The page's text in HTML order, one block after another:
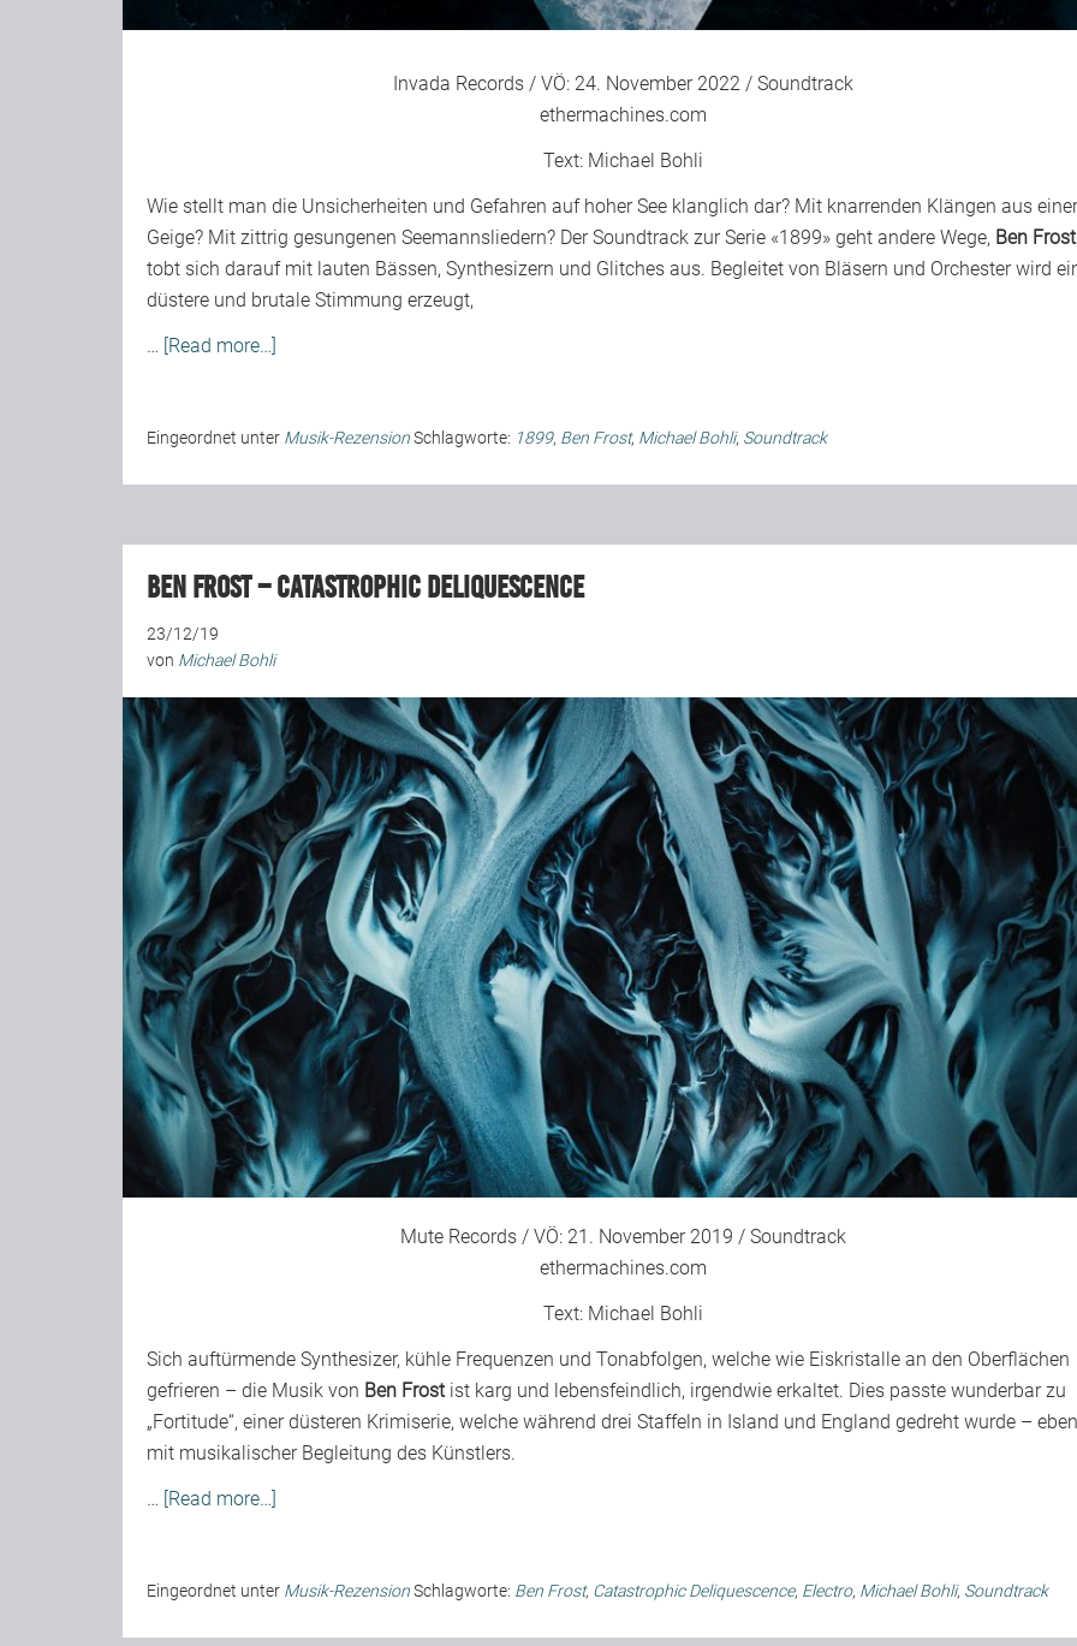
Invada Records / VÖ: 24. November 2022 / Soundtrack
ethermachines.com
Text: Michael Bohli
Wie stellt man die Unsicherheiten und Gefahren auf hoher See klanglich dar? Mit knarrenden Klängen aus einer
Geige? Mit zittrig gesungenen Seemannsliedern? Der Soundtrack zur Serie «1899» geht andere Wege, Ben Frost
tobt sich darauf mit lauten Bässen, Synthesizern und Glitches aus. Begleitet von Bläsern und Orchester wird
düstere und brutale Stimmung erzeugt,
… [Read more…]
Eingeordnet unter Musik-RezensionSchlagworte: 1899, Ben Frost, Michael Bohli, Soundtrack
Ben Frost – Catastrophic Deliquescence
23/12/19
von Michael Bohli
Mute Records / VÖ: 21. November 2019 / Soundtrack
ethermachines.com
Text: Michael Bohli
Sich auftürmende Synthesizer, kühle Frequenzen und Tonabfolgen, welche wie Eiskristalle an den Oberflächen
gefrieren – die Musik von Ben Frostist karg und lebensfeindlich, irgendwie erkaltet. Dies passte wunderbar zu
„Fortitude“, einer düsteren Krimiserie, welche während drei Staffeln in Island und England gedreht wurde – eben
mit musikalischer Begleitung des Künstlers.
… [Read more…]
Eingeordnet unter Musik-RezensionSchlagworte: Ben Frost, Catastrophic Deliquescence, Electro, Michael Bohli, Soundtrack